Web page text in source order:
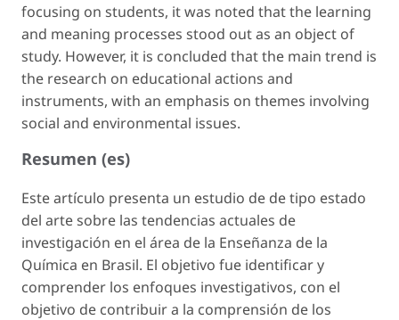
focusing on students, it was noted that the learning
and meaning processes stood out as an object of
study. However, it is concluded that the main trend is
the research on educational actions and
instruments, with an emphasis on themes involving
social and environmental issues.
Resumen (es)
Este artículo presenta un estudio de de tipo estado
del arte sobre las tendencias actuales de
investigación en el área de la Enseñanza de la
Química en Brasil. El objetivo fue identificar y
comprender los enfoques investigativos, con el
objetivo de contribuir a la comprensión de los